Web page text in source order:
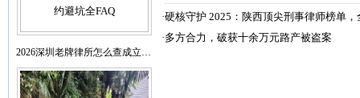
2026深圳老牌律所怎么查成立…
·硬核守护 2025：陕西顶尖刑事律师榜单
·多方合力，破获十余万元路产被盗案